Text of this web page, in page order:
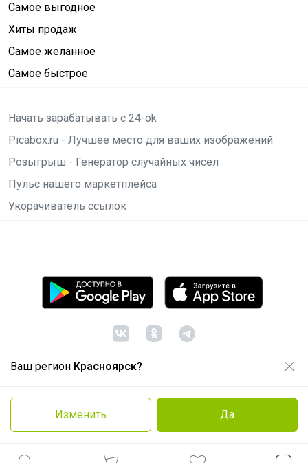
Ваш регион Красноярск?
Изменить Да
Самое выгодное
Хиты продаж
Самое желанное
Самое быстрое
Начать зарабатывать с 24-ok
Picabox.ru - Лучшее место для ваших изображений
Розыгрыш - Генератор случайных чисел
Пульс нашего маркетплейса
Укорачиватель ссылок
© ООО "Лявита", ОГРН 1122468054070, 2012 -2026
Политика конфиденциальности
Cоглашение пользователя